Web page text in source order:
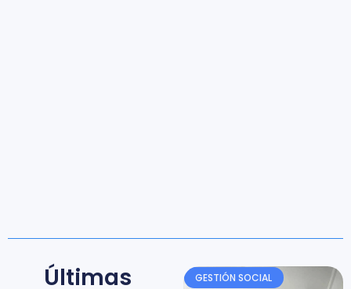
Últimas GESTIÓN SOCIAL